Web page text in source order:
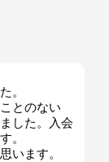
。
とのない
した。入会
。
います。